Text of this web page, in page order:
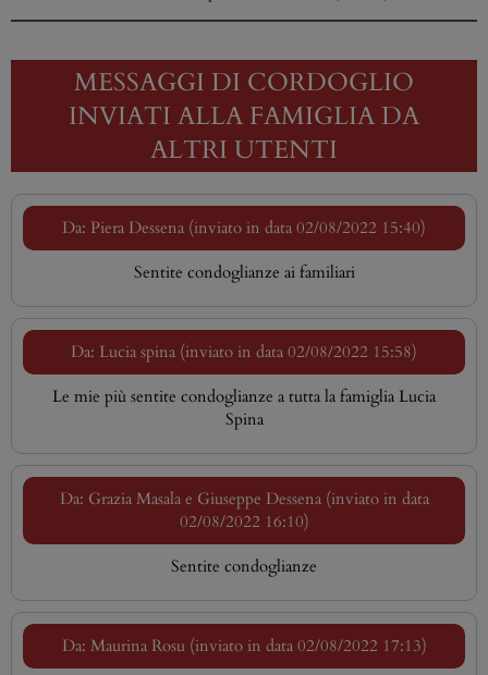
MESSAGGI DI CORDOGLIO
INVIATI ALLA FAMIGLIA DA
ALTRI UTENTI
Da: Piera Dessena (inviato in data 02/08/2022 15:40)
Sentite condoglianze ai familiari
Da: Lucia spina (inviato in data 02/08/2022 15:58)
Le mie più sentite condoglianze a tutta la famiglia Lucia
Spina
Da: Grazia Masala e Giuseppe Dessena (inviato in data
02/08/2022 16:10)
Sentite condoglianze
Da: Maurina Rosu (inviato in data 02/08/2022 17:13)